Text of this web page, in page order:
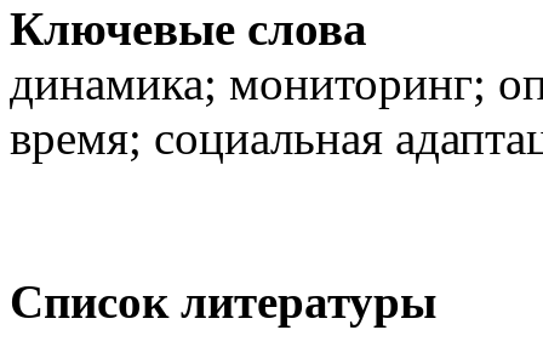
Ключевые слова
динамика; мониторинг;
время; социальная
Список литературы